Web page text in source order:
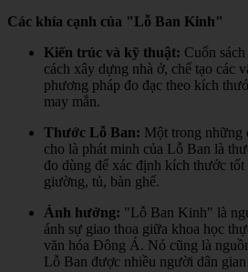
Các khía cạnh của "Lỗ Ban Kinh"
Kiến trúc và kỹ thuật: Cuốn
cách xây dựng nhà ở, chế tạo các
phương pháp đo đạc theo kích
may mắn.
Thước Lỗ Ban: Một trong những
cho là phát minh của Lỗ Ban là
đo dùng để xác định kích thước
giường, tủ, bàn ghế.
Ảnh hưởng: "Lỗ Ban Kinh" là
ánh sự giao thoa giữa khoa học
văn hóa Đông Á. Nó cũng là
Lỗ Ban được nhiều người dân